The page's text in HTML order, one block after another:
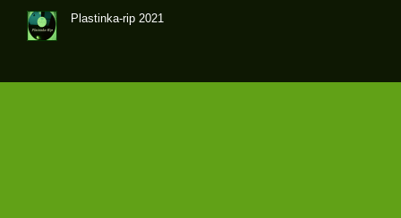
овк
Plastinka-rip 2021